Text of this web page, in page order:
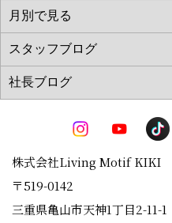
株式会社Living Motif KIKI
〒519-0142
三重県亀山市天神1丁目2-11-1